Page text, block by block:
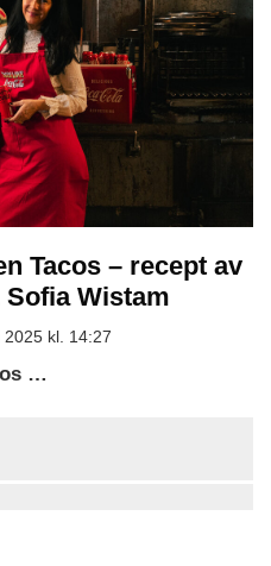
Tacos – recept av
Wistam
kl. 14:27
…